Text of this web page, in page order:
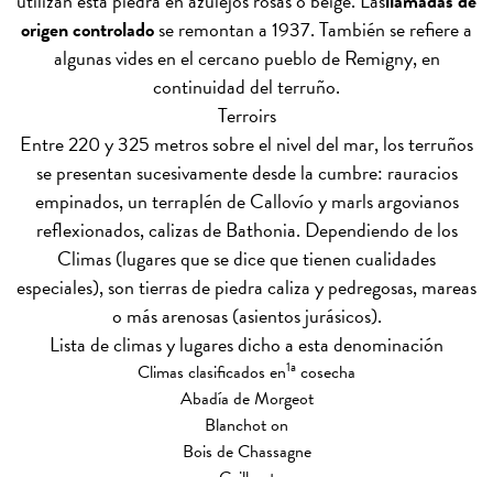
origen controladose remontan a 1937. También se refiere a
algunas vides en el cercano pueblo de Remigny, en
continuidad del terruño.
Terroirs
Entre 220 y 325 metros sobre el nivel del mar, los terruños
se presentan sucesivamente desde la cumbre: rauracios
empinados, un terraplén de Callovío y marls argovianos
reflexionados, calizas de Bathonia. Dependiendo de los
Climas (lugares que se dice que tienen cualidades
especiales), son tierras de piedra caliza y pedregosas, mareas
o más arenosas (asientos jurásicos).
Lista de climas y lugares dicho a esta denominación
Climas clasificados en1a cosecha
Abadía de Morgeot
Blanchot on
Bois de Chassagne